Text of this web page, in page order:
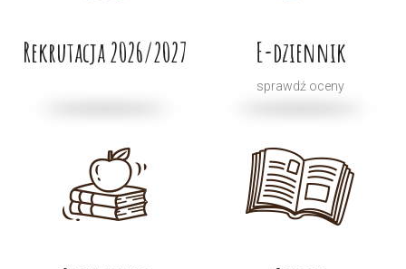
Rekrutacja 2026/2027 E-dziennik
sprawdź oceny